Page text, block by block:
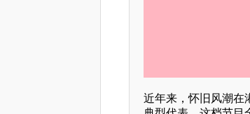
近年来，怀旧风潮在